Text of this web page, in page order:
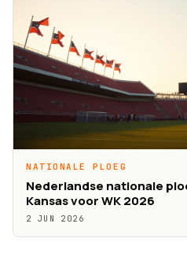
NATIONALE PLOEG
Nederlandse nationale
Kansas voor WK 2026
2 JUN 2026